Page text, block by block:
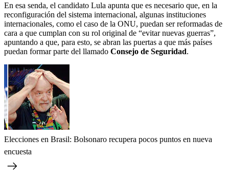
En esa senda, el candidato Lula apunta que es necesario que, en la
reconfiguración del sistema internacional, algunas instituciones
internacionales, como el caso de la ONU, puedan ser reformadas de
cara a que cumplan con su rol original de “evitar nuevas guerras”,
apuntando a que, para esto, se abran las puertas a que más países
puedan formar parte del llamado Consejo de Seguridad.
Elecciones en Brasil: Bolsonaro recupera pocos puntos en nueva
encuesta